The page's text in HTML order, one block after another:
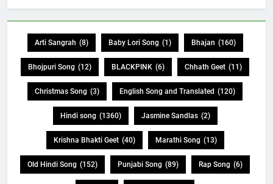
Arti Sangrah (8) Baby Lori Song (1) Bhajan (160)
Bhojpuri Song (12) BLACKPINK (6) Chhath Geet (11)
Christmas Song (3) English Song and Translated (120)
Hindi song (1360) Jasmine Sandlas (2)
Krishna Bhakti Geet (40) Marathi Song (13)
Old Hindi Song (152) Punjabi Song (89) Rap Song (6)